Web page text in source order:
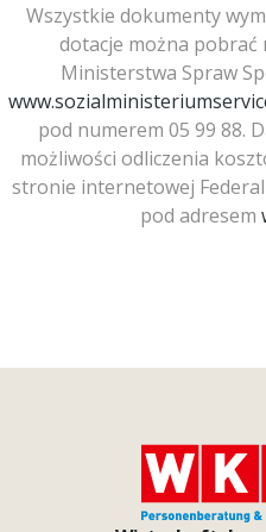
Wszystkie dokumenty
dotacje można
Ministerstwa Spraw
pod numerem 05 99 88.
możliwości odliczenia
stronie internetowej
pod adresem